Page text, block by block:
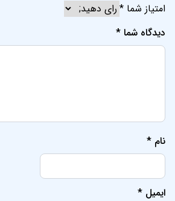
امتیاز شما *
دیدگاه شما *
نام *
ایمیل *